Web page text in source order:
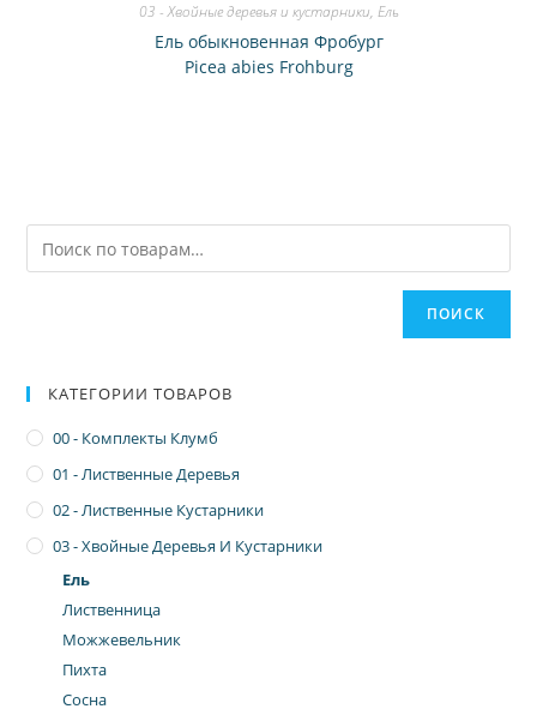
03 - Хвойные деревья и кустарники, Ель
Ель обыкновенная Фробург
Picea abies Frohburg
ПОИСК
КАТЕГОРИИ ТОВАРОВ
00 - Комплекты Клумб
01 - Лиственные Деревья
02 - Лиственные Кустарники
03 - Хвойные Деревья И Кустарники
Ель
Лиственница
Можжевельник
Пихта
Сосна